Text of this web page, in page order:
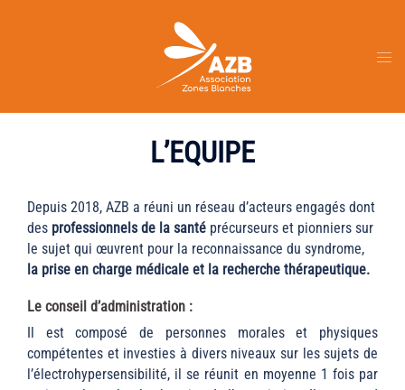
L’EQUIPE
Depuis 2018, AZB a réuni un réseau d’acteurs engagés dont
des professionnels de la santé précurseurs et pionniers sur
le sujet qui œuvrent pour la reconnaissance du syndrome,
la prise en charge médicale et la recherche thérapeutique.
Le conseil d’administration :
Il est composé de personnes morales et physiques
compétentes et investies à divers niveaux sur les sujets de
l’électrohypersensibilité, il se réunit en moyenne 1 fois par